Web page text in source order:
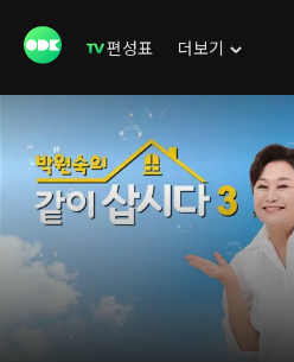
편성표 더보기